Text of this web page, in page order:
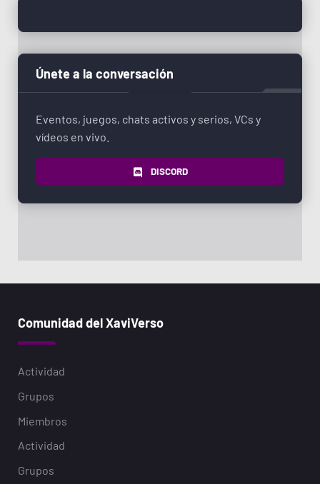
Únete a la conversación
Eventos, juegos, chats activos y serios, VCs y
vídeos en vivo.
DISCORD
Comunidad del XaviVerso
Actividad
Grupos
Miembros
Actividad
Grupos